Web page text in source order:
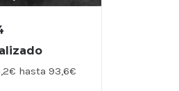
hasta 93,6€